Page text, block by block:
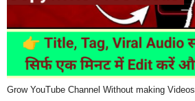
Grow YouTube Channel Without making Videos